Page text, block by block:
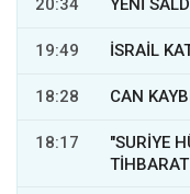
20:34 YENİ
19:49 İSRAİL
18:28 CAN
18:17
"SURİYE